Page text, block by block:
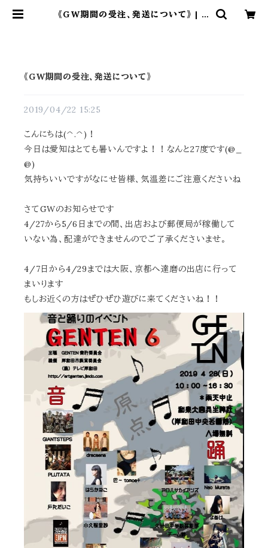
《GW期間の受注、発送について》 | ダ
《GW期間の受注、発送について》
2019/04/22 15:25
こんにちは(^.^)！
今日は愛知はとても暑いんですよ！！なんと27度です(@_
@)
気持ちいいですがなにせ皆様、気温差にご注意くださいね
さてGWのお知らせです
4/27から5/6日までの間、出店および郵便局が稼働して
いない為、配達ができませんのでご了承くださいませ。
4/7日から4/29までは大阪、京都へ達磨の出店に行って
まいります
もしお近くの方はぜひぜひ遊びに来てくださいね！！